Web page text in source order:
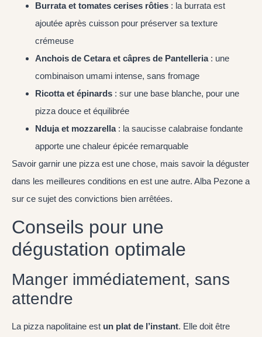
Burrata et tomates cerises rôties : la burrata est
ajoutée après cuisson pour préserver sa texture
crémeuse
Anchois de Cetara et câpres de Pantelleria: une
combinaison umami intense, sans fromage
Ricotta et épinards : sur une base blanche, pour une
pizza douce et équilibrée
Nduja et mozzarella: la saucisse calabraise fondante
apporte une chaleur épicée remarquable
Savoir garnir une pizza est une chose, mais savoir la déguster
dans les meilleures conditions en est une autre. Alba Pezone a
sur ce sujet des convictions bien arrêtées.
Conseils pour une
dégustation optimale
Manger immédiatement, sans
attendre
La pizza napolitaine est un plat de l’instant. Elle doit être